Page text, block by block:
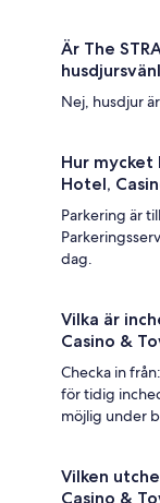
Är The
Nej, husdjur
Hur mycket
Hotel,
Parkering är
dag.
Vilka är
Casino &
Checka in
för tidig
möjlig under
Vilken
Casino &